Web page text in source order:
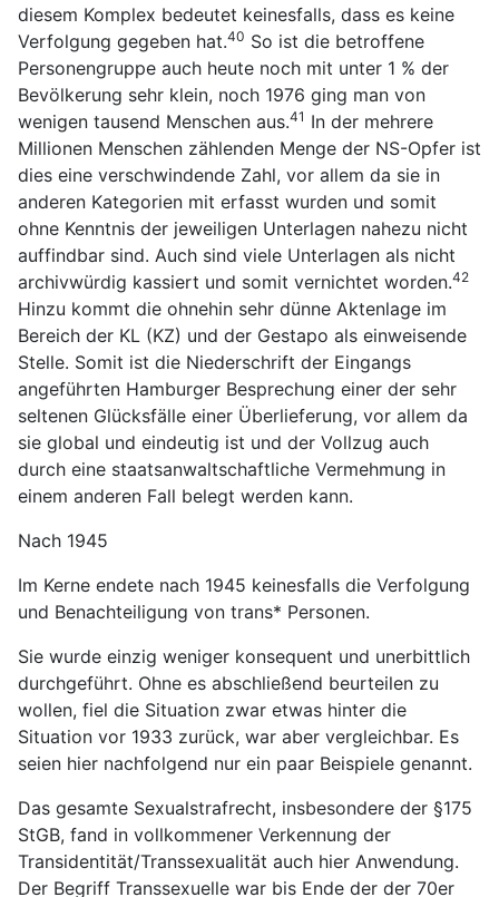
diesem Komplex bedeutet keinesfalls, dass es keine
Verfolgung gegeben hat.40 So ist die betroffene
Personengruppe auch heute noch mit unter 1 % der
Bevölkerung sehr klein, noch 1976 ging man von
wenigen tausend Menschen aus.41 In der mehrere
Millionen Menschen zählenden Menge der NS-Opfer ist
dies eine verschwindende Zahl, vor allem da sie in
anderen Kategorien mit erfasst wurden und somit
ohne Kenntnis der jeweiligen Unterlagen nahezu nicht
auffindbar sind. Auch sind viele Unterlagen als nicht
archivwürdig kassiert und somit vernichtet worden.42
Hinzu kommt die ohnehin sehr dünne Aktenlage im
Bereich der KL (KZ) und der Gestapo als einweisende
Stelle. Somit ist die Niederschrift der Eingangs
angeführten Hamburger Besprechung einer der sehr
seltenen Glücksfälle einer Überlieferung, vor allem da
sie global und eindeutig ist und der Vollzug auch
durch eine staatsanwaltschaftliche Vermehmung in
einem anderen Fall belegt werden kann.
Nach 1945
Im Kerne endete nach 1945 keinesfalls die Verfolgung
und Benachteiligung von trans* Personen.
Sie wurde einzig weniger konsequent und unerbittlich
durchgeführt. Ohne es abschließend beurteilen zu
wollen, fiel die Situation zwar etwas hinter die
Situation vor 1933 zurück, war aber vergleichbar. Es
seien hier nachfolgend nur ein paar Beispiele genannt.
Das gesamte Sexualstrafrecht, insbesondere der §175
StGB, fand in vollkommener Verkennung der
Transidentität/Transsexualität auch hier Anwendung.
Der Begriff Transsexuelle war bis Ende der der 70er